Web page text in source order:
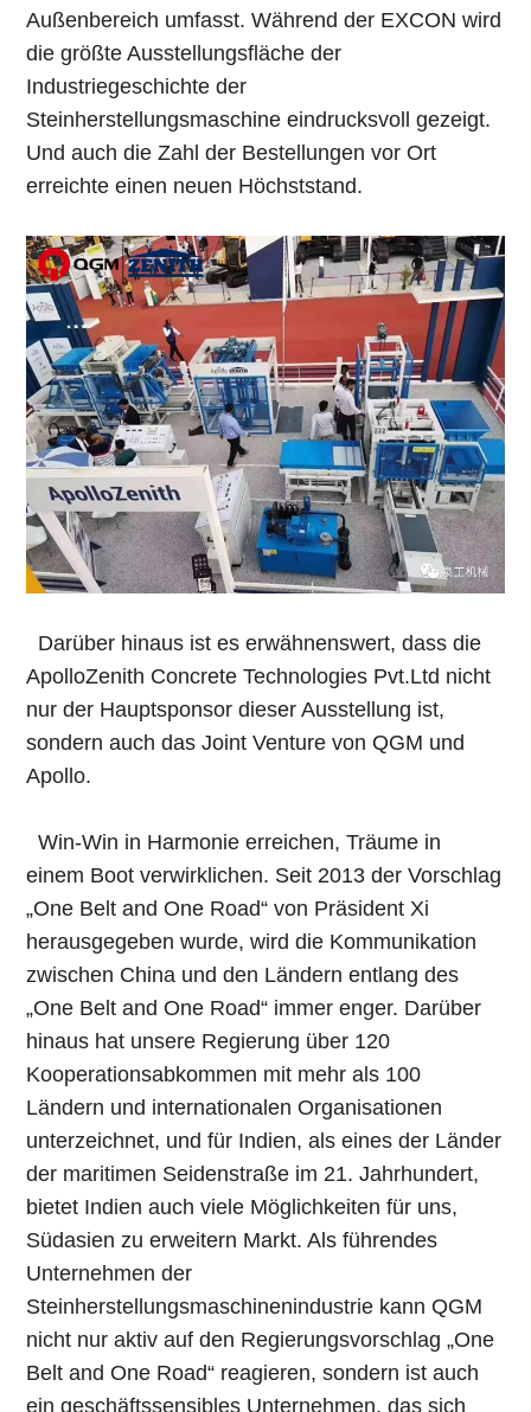
Außenbereich umfasst. Während der EXCON wird
die größte Ausstellungsfläche der
Industriegeschichte der
Steinherstellungsmaschine eindrucksvoll gezeigt.
Und auch die Zahl der Bestellungen vor Ort
erreichte einen neuen Höchststand.
Darüber hinaus ist es erwähnenswert, dass die
ApolloZenith Concrete Technologies Pvt.Ltd nicht
nur der Hauptsponsor dieser Ausstellung ist,
sondern auch das Joint Venture von QGM und
Apollo.
Win-Win in Harmonie erreichen, Träume in
einem Boot verwirklichen. Seit 2013 der Vorschlag
„One Belt and One Road“ von Präsident Xi
herausgegeben wurde, wird die Kommunikation
zwischen China und den Ländern entlang des
„One Belt and One Road“ immer enger. Darüber
hinaus hat unsere Regierung über 120
Kooperationsabkommen mit mehr als 100
Ländern und internationalen Organisationen
unterzeichnet, und für Indien, als eines der Länder
der maritimen Seidenstraße im 21. Jahrhundert,
bietet Indien auch viele Möglichkeiten für uns,
Südasien zu erweitern Markt. Als führendes
Unternehmen der
Steinherstellungsmaschinenindustrie kann QGM
nicht nur aktiv auf den Regierungsvorschlag „One
Belt and One Road“ reagieren, sondern ist auch
ein geschäftssensibles Unternehmen, das sich